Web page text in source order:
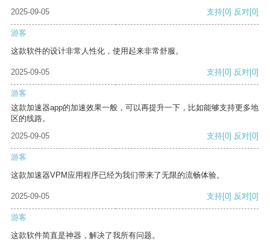
2025-09-05
支持[0] 反对[0]
游客
这款软件的设计非常人性化，使用起来非常舒服。
2025-09-05 支持[0] 反对[0]
游客
这款加速器app的加速效果一般，可以再提升一下，比如能够支持更多地
区的线路。
2025-09-05
支持[0] 反对[0]
游客
这款加速器VPM应用程序已经为我们带来了无限的流畅体验。
2025-09-05 支持[0] 反对[0]
游客
这款软件简直是神器，解决了我所有问题。